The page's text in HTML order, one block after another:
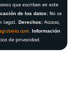
que escriben en este
de los datos:No se
legal. Derechos: Acceso,
.
Información
de privacidad.